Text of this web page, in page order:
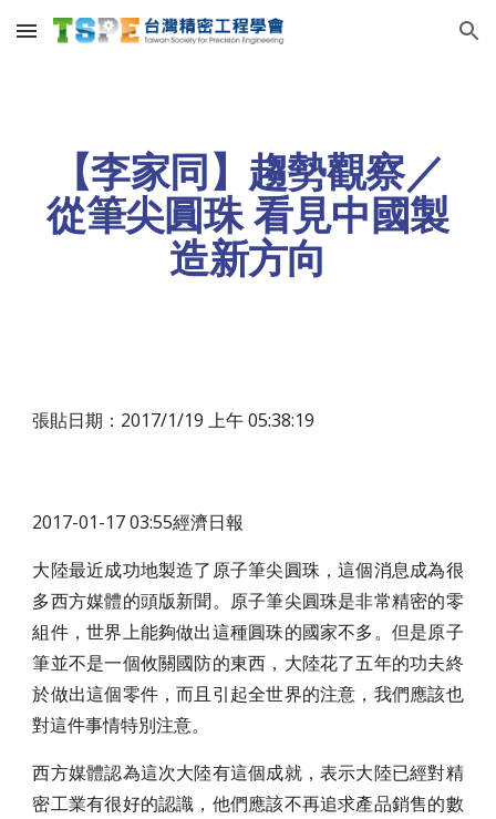
Skip to main content Skip to navigation
【李家同】趨勢觀察／
從筆尖圓珠 看見中國製
造新方向
張貼日期：2017/1/19 上午 05:38:19
2017-01-17 03:55經濟日報
大陸最近成功地製造了原子筆尖圓珠，這個消息成為很
多西方媒體的頭版新聞。原子筆尖圓珠是非常精密的零
組件，世界上能夠做出這種圓珠的國家不多。但是原子
筆並不是一個攸關國防的東西，大陸花了五年的功夫終
於做出這個零件，而且引起全世界的注意，我們應該也
對這件事情特別注意。
西方媒體認為這次大陸有這個成就，表示大陸已經對精
密工業有很好的認識，他們應該不再追求產品銷售的數